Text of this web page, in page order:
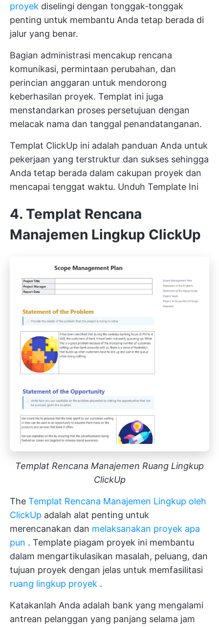
proyek diselingi dengan tonggak-tonggak
penting untuk membantu Anda tetap berada di
jalur yang benar.
Bagian administrasi mencakup rencana
komunikasi, permintaan perubahan, dan
perincian anggaran untuk mendorong
keberhasilan proyek. Templat ini juga
menstandarkan proses persetujuan dengan
melacak nama dan tanggal penandatanganan.
Templat ClickUp ini adalah panduan Anda untuk
pekerjaan yang terstruktur dan sukses sehingga
Anda tetap berada dalam cakupan proyek dan
mencapai tenggat waktu. Unduh Template Ini
4. Templat Rencana
Manajemen Lingkup ClickUp
Templat Rencana Manajemen Ruang Lingkup
ClickUp
The Templat Rencana Manajemen Lingkup oleh
ClickUp adalah alat penting untuk
merencanakan dan melaksanakan proyek apa
pun . Template piagam proyek ini membantu
dalam mengartikulasikan masalah, peluang, dan
tujuan proyek dengan jelas untuk memfasilitasi
ruang lingkup proyek .
Katakanlah Anda adalah bank yang mengalami
antrean pelanggan yang panjang selama jam